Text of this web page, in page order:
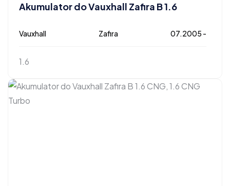
Akumulator do Vauxhall Zafira B 1.6
Vauxhall Zafira 07.2005 -
1.6